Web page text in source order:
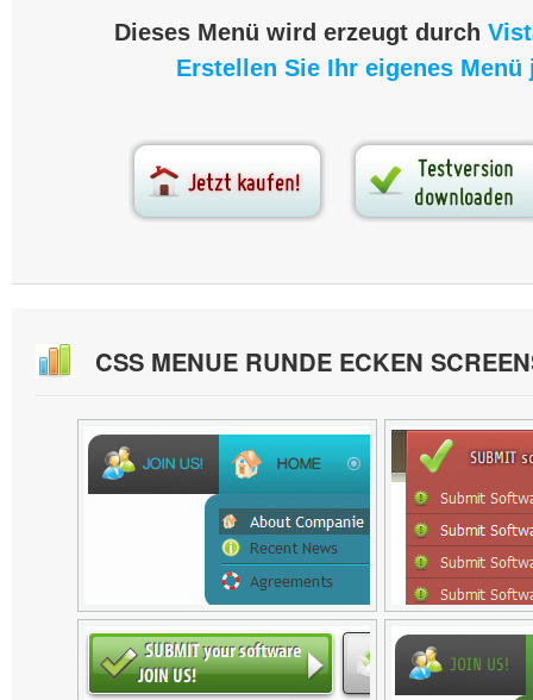
Dieses Menü wird erzeugt durch
Erstellen Sie Ihr eigenes Menü
CSS MENUE RUNDE ECKEN